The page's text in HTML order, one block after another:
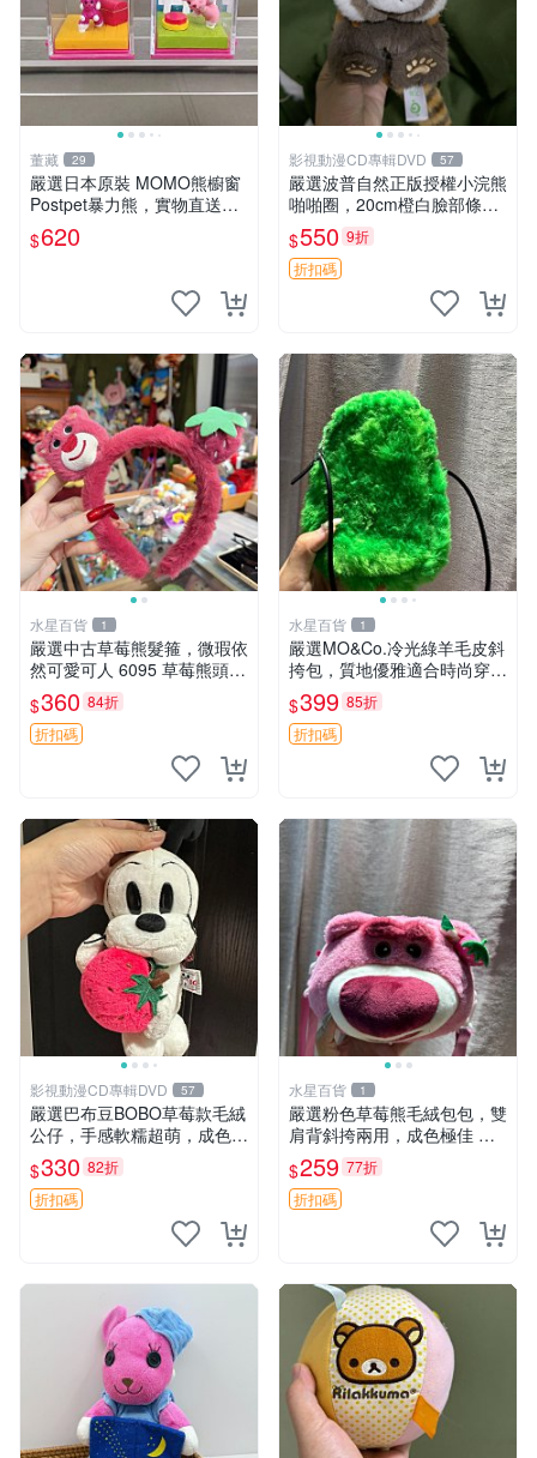
董藏 29
嚴選日本原裝 MOMO熊櫥窗
Postpet暴力熊，實物直送新
臺灣。MOMO熊 暴力熊 熊貓
櫥窗
$620
影視動漫CD專輯DVD 57
嚴選波普自然正版授權小浣熊
啪啪圈，20cm橙白臉部條紋
清晰，毛絨超萌贈品推薦。
小浣熊 波普 圈環
$550 9折
折扣碼
水星百貨 1
嚴選中古草莓熊髮箍，微瑕依
然可愛可人 6095 草莓熊頭飾
中古髮圈 熊寶 寶寶 娃娃熊髮
箍 中古收藏 玩具髮夾
$360 84折
折扣碼
水星百貨 1
嚴選MO&Co.冷光綠羊毛皮斜
挎包，質地優雅適合時尚穿搭
冷光綠 皮包 斜挎包
$399 85折
折扣碼
影視動漫CD專輯DVD 57
嚴選巴布豆BOBO草莓款毛絨
公仔，手感軟糯超萌，成色優
良適合作為收藏品或包包配
飾。可視頻確認詳情。 巴布
豆 BOBO 草莓 毛絨公仔 收藏
$330 82折
折扣碼
水星百貨 1
嚴選粉色草莓熊毛絨包包，雙
肩背斜挎兩用，成色極佳 精
準關鍵詞：草莓熊 包包 毛絨
$259 77折
折扣碼